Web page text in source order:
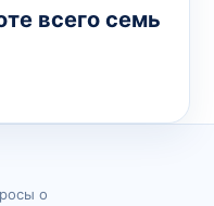
всего семь
о